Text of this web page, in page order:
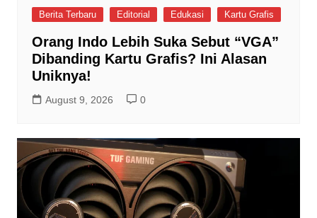
Berita Terbaru Editorial Edukasi Kartu Grafis
Orang Indo Lebih Suka Sebut “VGA”
Dibanding Kartu Grafis? Ini Alasan
Uniknya!
August 9, 2026 0